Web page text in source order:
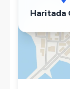
Mikrodalga
Kettle
Korunaklı
Ütü
Haritada